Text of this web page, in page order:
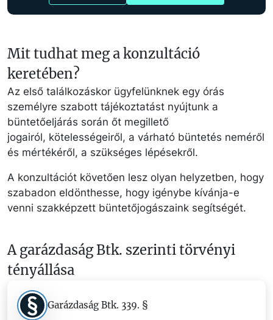
Mit tudhat meg a konzultáció
keretében?
Az első találkozáskor ügyfelünknek egy órás
személyre szabott tájékoztatást nyújtunk a
büntetőeljárás során őt megillető
jogairól, kötelességeiről, a várható büntetés neméről
és mértékéről, a szükséges lépésekről.
A konzultációt követően lesz olyan helyzetben, hogy
szabadon eldönthesse, hogy igénybe kívánja-e
venni szakképzett büntetőjogászaink segítségét.
A garázdaság Btk. szerinti törvényi
tényállása
Garázdaság Btk. 339. §